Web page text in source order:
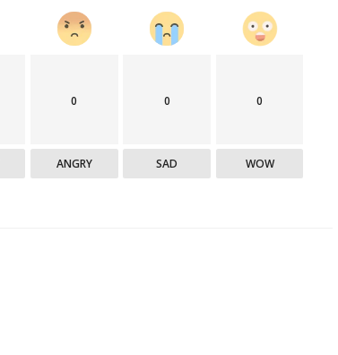
0
ANGRY
0
SAD
0
WOW